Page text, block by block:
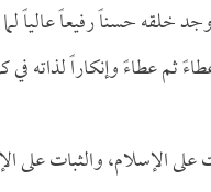
خلقه حسناً رفيعاً عالياً
ثم عطاءً وإنكاراً لذاته
الإسلام، والثبات على